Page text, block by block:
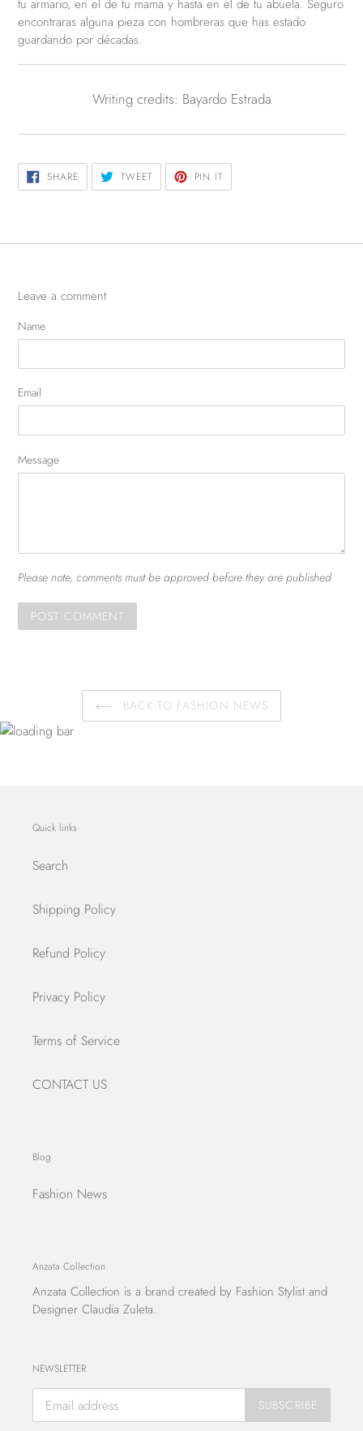
tu armario, en el de tu mama y hasta en el de tu abuela. Seguro
encontraras alguna pieza con hombreras que has estado
guardando por décadas.
Writing credits: Bayardo Estrada
SHARESHARE
ON
FACEBOOK
TWEETTWEET
TWITTER
PIN IT
PINTEREST
Leave a comment
Name
Email
Message
Please note, comments must be approved before they are published
BACK TO FASHION NEWS
Quick links
Search
Shipping Policy
Refund Policy
Privacy Policy
Terms of Service
CONTACT US
Blog
Fashion News
Anzata Collection
Anzata Collection is a brand created by Fashion Stylist and
Designer Claudia Zuleta.
NEWSLETTER
SUBSCRIBE